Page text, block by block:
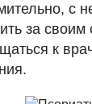
с
за
к